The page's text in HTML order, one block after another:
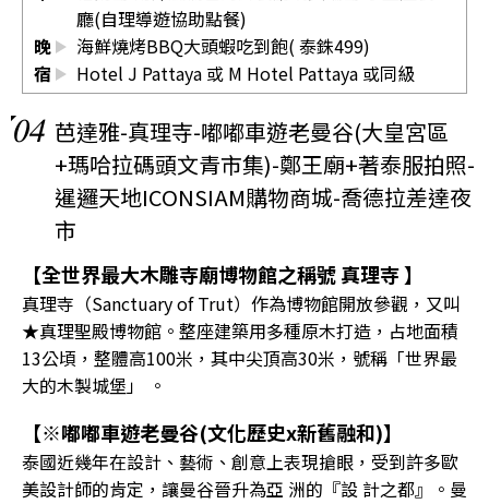
廳(自理導遊協助點餐)
晚
海鮮燒烤BBQ大頭蝦吃到飽( 泰銖499)
宿
Hotel J Pattaya 或 M Hotel Pattaya 或同級
04 芭達雅-真理寺-嘟嘟車遊老曼谷(大皇宮區
+瑪哈拉碼頭文青市集)-鄭王廟+著泰服拍照-
暹邏天地ICONSIAM購物商城-喬德拉差達夜
市
【全世界最大木雕寺廟博物館之稱號 真理寺 】
真理寺（Sanctuary of Trut）作為博物館開放參觀，又叫
★真理聖殿博物館。整座建築用多種原木打造，占地面積
13公頃，整體高100米，其中尖頂高30米，號稱「世界最
大的木製城堡」 。
【※嘟嘟車遊老曼谷(文化歷史x新舊融和)】
泰國近幾年在設計、藝術、創意上表現搶眼，受到許多歐
美設計師的肯定，讓曼谷晉升為亞 洲的『設 計之都』。曼